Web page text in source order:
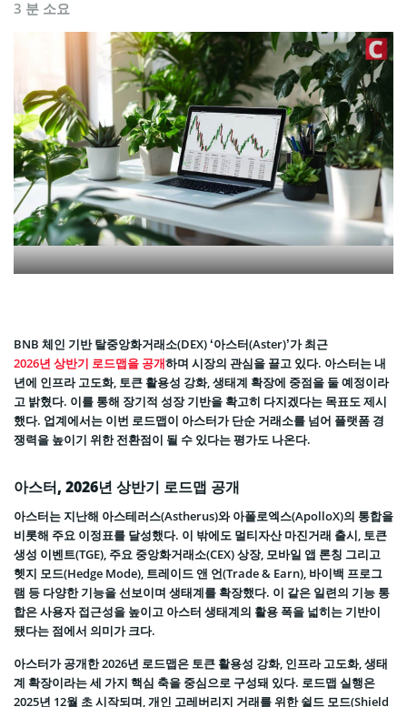
3 분 소요
BNB 체인 기반 탈중앙화거래소(DEX) ‘아스터(Aster)’가 최근
2026년 상반기 로드맵을 공개하며 시장의 관심을 끌고 있다. 아스터는 내
년에 인프라 고도화, 토큰 활용성 강화, 생태계 확장에 중점을 둘 예정이라
고 밝혔다. 이를 통해 장기적 성장 기반을 확고히 다지겠다는 목표도 제시
했다. 업계에서는 이번 로드맵이 아스터가 단순 거래소를 넘어 플랫폼 경
쟁력을 높이기 위한 전환점이 될 수 있다는 평가도 나온다.
아스터, 2026년 상반기 로드맵 공개
아스터는 지난해 아스테러스(Astherus)와 아폴로엑스(ApolloX)의 통합을
비롯해 주요 이정표를 달성했다. 이 밖에도 멀티자산 마진거래 출시, 토큰
생성 이벤트(TGE), 주요 중앙화거래소(CEX) 상장, 모바일 앱 론칭 그리고
헷지 모드(Hedge Mode), 트레이드 앤 언(Trade & Earn), 바이백 프로그
램 등 다양한 기능을 선보이며 생태계를 확장했다. 이 같은 일련의 기능 통
합은 사용자 접근성을 높이고 아스터 생태계의 활용 폭을 넓히는 기반이
됐다는 점에서 의미가 크다.
아스터가 공개한 2026년 로드맵은 토큰 활용성 강화, 인프라 고도화, 생태
계 확장이라는 세 가지 핵심 축을 중심으로 구성돼 있다. 로드맵 실행은
2025년 12월 초 시작되며, 개인 고레버리지 거래를 위한 쉴드 모드(Shield